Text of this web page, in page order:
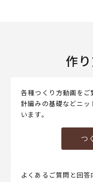
作
各種つくり方動画をご
針編みの基礎などニッ
います。
つ
よくあるご質問と回